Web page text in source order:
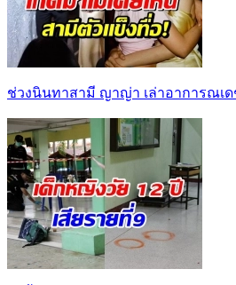
ช่วงนินทาสามี ญาญ่า เล่าอาการณเ